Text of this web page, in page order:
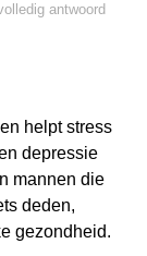
antwoord
helpt stress
depressie
mannen die
deden,
gezondheid.